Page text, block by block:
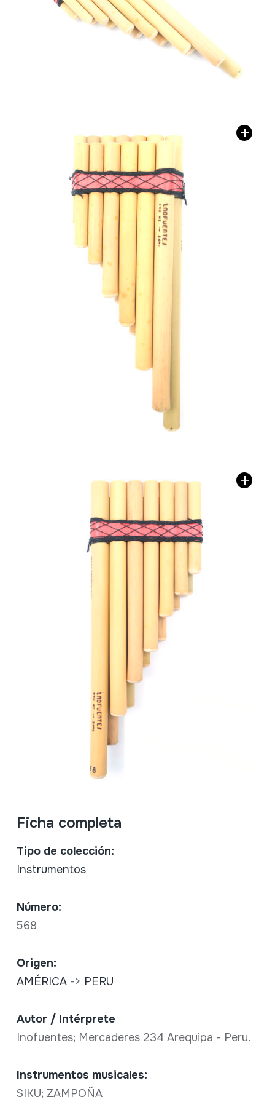
Ficha completa
Tipo de colección:
Instrumentos
Número:
568
Origen:
AMÉRICA-> PERU
Autor / Intérprete
Inofuentes; Mercaderes 234 Arequipa - Peru.
Instrumentos musicales:
SIKU; ZAMPOÑA